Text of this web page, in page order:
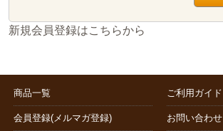
新規会員登録はこちらから
商品一覧
会員登録(メルマガ登録)
ご利用ガイド
お問い合わせ